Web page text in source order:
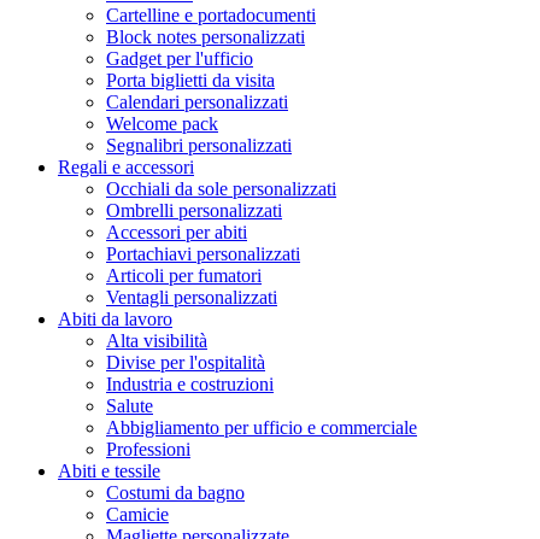
Cartelline e portadocumenti
Block notes personalizzati
Gadget per l'ufficio
Porta biglietti da visita
Calendari personalizzati
Welcome pack
Segnalibri personalizzati
Regali e accessori
Occhiali da sole personalizzati
Ombrelli personalizzati
Accessori per abiti
Portachiavi personalizzati
Articoli per fumatori
Ventagli personalizzati
Abiti da lavoro
Alta visibilità
Divise per l'ospitalità
Industria e costruzioni
Salute
Abbigliamento per ufficio e commerciale
Professioni
Abiti e tessile
Costumi da bagno
Camicie